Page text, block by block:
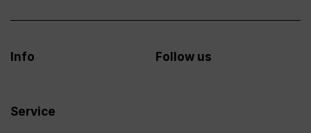
Info
Service
Follow us